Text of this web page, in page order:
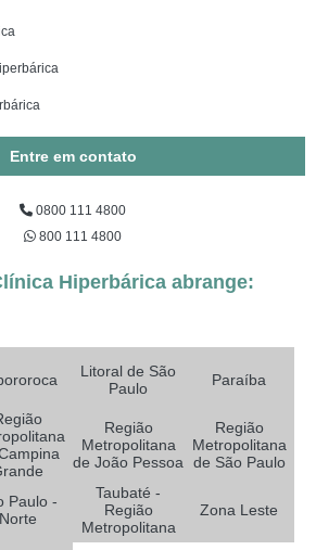
Entre em contato
0800 111 4800
800 111 4800
Hiperbárica abrange:
Litoral de São
Paulo
Paraíba
Região
Metropolitana
de João Pessoa
Região
Metropolitana
de São Paulo
Paulo -
Norte
Taubaté -
Região
Metropolitana
Zona Leste